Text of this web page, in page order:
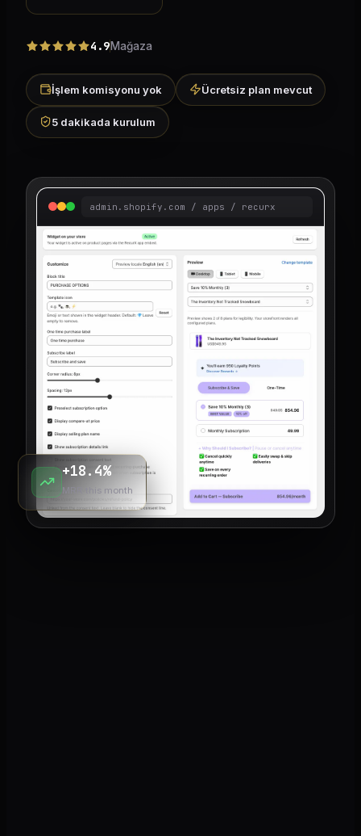
4.9Mağaza
İşlem komisyonu yok Ücretsiz plan mevcut
5 dakikada kurulum
admin.shopify.com / apps / recurx
+18.4%
MRR this month